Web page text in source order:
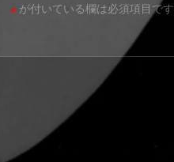
※ が付いている欄は必須項目です